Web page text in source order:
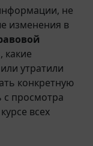
не
изменения в
какие
утратили
конкретную
с просмотра
всех